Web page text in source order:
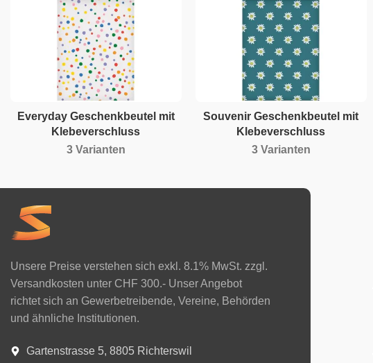
Everyday Geschenkbeutel mit
Klebeverschluss
3 Varianten
Souvenir Geschenkbeutel mit
Klebeverschluss
3 Varianten
Unsere Preise verstehen sich exkl. 8.1% MwSt. zzgl.
Versandkosten unter CHF 300.- Unser Angebot
richtet sich an Gewerbetreibende, Vereine, Behörden
und ähnliche Institutionen.
Gartenstrasse 5, 8805 Richterswil